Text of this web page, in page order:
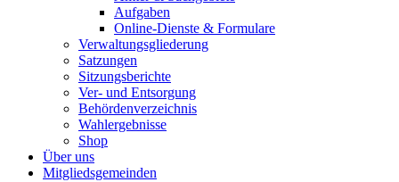
Aufgaben
Online-Dienste & Formulare
Verwaltungsgliederung
Satzungen
Sitzungsberichte
Ver- und Entsorgung
Behördenverzeichnis
Wahlergebnisse
Shop
Über uns
Mitgliedsgemeinden